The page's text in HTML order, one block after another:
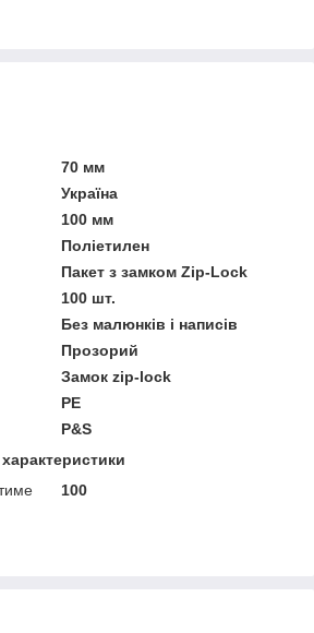
70 мм
Україна
100 мм
Поліетилен
Пакет з замком Zip-Lock
100 шт.
Без малюнків і написів
Прозорий
Замок zip-lock
РЕ
P&S
100